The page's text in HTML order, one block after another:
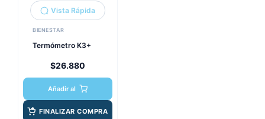
Vista Rápida
BIENESTAR
Termómetro K3+
$26.880
Añadir al
FINALIZAR COMPRA